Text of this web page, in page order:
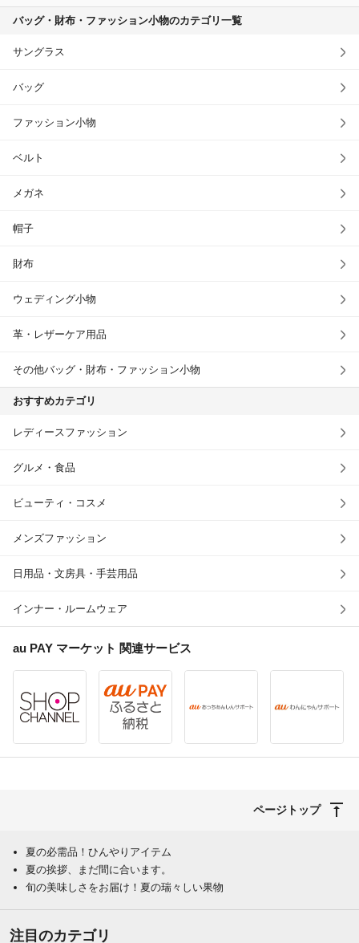
バッグ・財布・ファッション小物のカテゴリ一覧
サングラス
バッグ
ファッション小物
ベルト
メガネ
帽子
財布
ウェディング小物
革・レザーケア用品
その他バッグ・財布・ファッション小物
おすすめカテゴリ
レディースファッション
グルメ・食品
ビューティ・コスメ
メンズファッション
日用品・文房具・手芸用品
インナー・ルームウェア
au PAY マーケット 関連サービス
ページトップ
夏の必需品！ひんやりアイテム
夏の挨拶、まだ間に合います。
旬の美味しさをお届け！夏の瑞々しい果物
注目のカテゴリ